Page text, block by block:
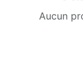
Aucun